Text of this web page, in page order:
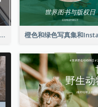
紫色新闻摄影世界新闻自由日Instagram帖子